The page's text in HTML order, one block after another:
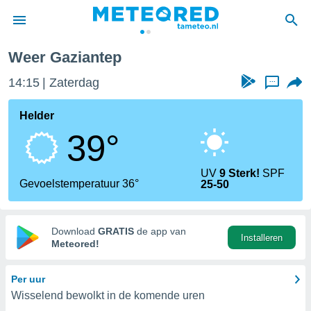
door
verstrekte
hoge
hebt de
voor
op basis
Weer Gaziantep
14:15 Zaterdag ...
Helder
39°
Gevoelstemperatuur 36°
UV9 Sterk! SPF
25-50
Download GRATIS de app van
Meteored!
Installeren
Per uur
Wisselend bewolkt in de komende uren